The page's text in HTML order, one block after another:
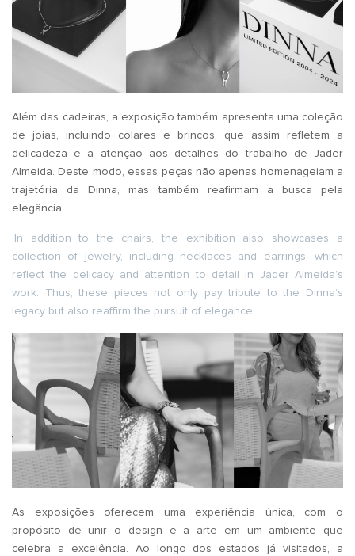
Além das cadeiras, a exposição também apresenta uma coleção
de joias, incluindo colares e brincos, que assim refletem a
delicadeza e a atenção aos detalhes do trabalho de Jader
Almeida. Deste modo, essas peças não apenas homenageiam a
trajetória da Dinna, mas também reafirmam a busca pela
elegância.
In addition to the chairs, the exhibition also showcases a
collection of jewelry, including necklaces and earrings, which
reflect the delicacy and attention to detail in Jader Almeida’s
work. Thus, these pieces not only pay tribute to the Dinna’s
legacy but also reaffirm the pursuit of elegance.
As exposições oferecem uma experiência única, com o
propósito de unir o design e a arte em um ambiente que
celebra a excelência. Ao longo dos estados já visitados, a